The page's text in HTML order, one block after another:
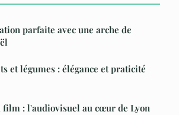
parfaite avec une arche de
et légumes : élégance et praticité
film : l'audiovisuel au cœur de Lyon